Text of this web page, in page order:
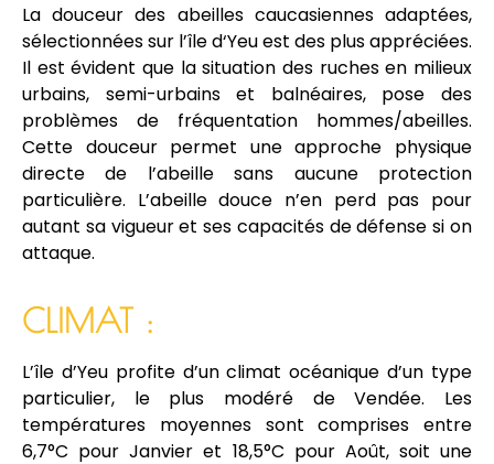
La douceur des abeilles caucasiennes adaptées,
sélectionnées sur l’île d‘Yeu est des plus appréciées.
Il est évident que la situation des ruches en milieux
urbains, semi-urbains et balnéaires, pose des
problèmes de fréquentation hommes/abeilles.
Cette douceur permet une approche physique
directe de l’abeille sans aucune protection
particulière. L’abeille douce n’en perd pas pour
autant sa vigueur et ses capacités de défense si on
attaque.
CLIMAT :
L’île d’Yeu profite d’un climat océanique d’un type
particulier, le plus modéré de Vendée. Les
températures moyennes sont comprises entre
6,7°C pour Janvier et 18,5°C pour Août, soit une